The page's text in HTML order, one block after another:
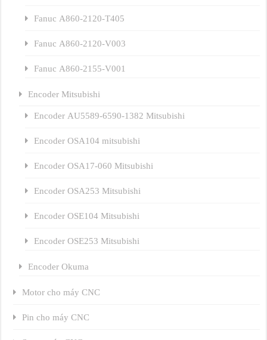
Fanuc A860-2120-T405
Fanuc A860-2120-V003
Fanuc A860-2155-V001
Encoder Mitsubishi
Encoder AU5589-6590-1382 Mitsubishi
Encoder OSA104 mitsubishi
Encoder OSA17-060 Mitsubishi
Encoder OSA253 Mitsubishi
Encoder OSE104 Mitsubishi
Encoder OSE253 Mitsubishi
Encoder Okuma
Motor cho máy CNC
Pin cho máy CNC